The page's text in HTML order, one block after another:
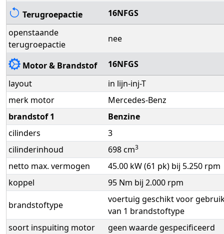
Terugroepactie
16NFGS
openstaande
terugroepactie
nee
Motor & Brandstof
16NFGS
layout
in lijn-inj-T
merk motor
Mercedes-Benz
brandstof 1
Benzine
cilinders
3
cilinderinhoud
698 cm3
netto max. vermogen
45.00 kW (61 pk) bij 5.250 rpm
koppel
95 Nm bij 2.000 rpm
brandstoftype
voertuig geschikt voor
van 1 brandstoftype
soort inspuiting motor
geen waarde gespecificeerd